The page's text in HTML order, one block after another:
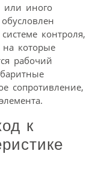
или иного
контроля,
которые
рабочий
сопротивление,
к